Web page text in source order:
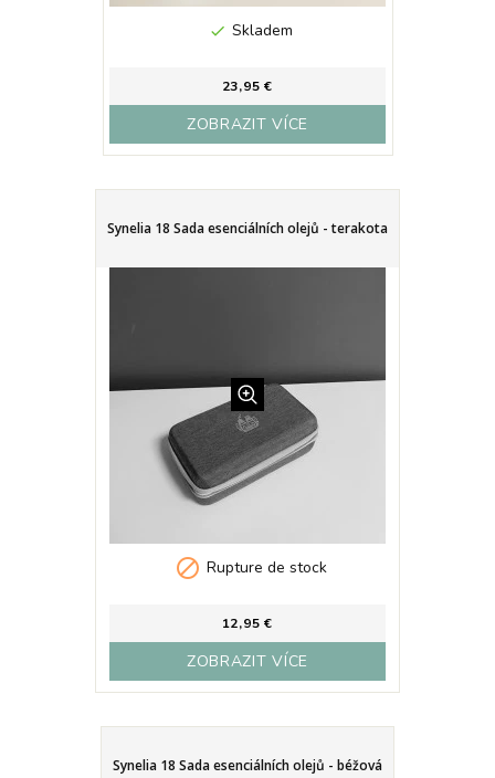
 Skladem
23,95 €
ZOBRAZIT VÍCE
Synelia 18 Sada esenciálních olejů - terakota
 Rupture de stock
12,95 €
ZOBRAZIT VÍCE
Synelia 18 Sada esenciálních olejů - béžová